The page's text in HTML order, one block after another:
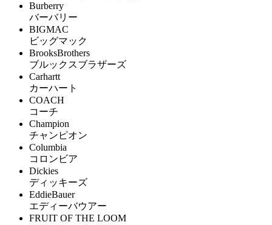
Burberry
バーバリー
BIGMAC
ビッグマック
BrooksBrothers
ブルックスブラザーズ
Carhartt
カーハート
COACH
コーチ
Champion
チャンピオン
Columbia
コロンビア
Dickies
ディッキーズ
EddieBauer
エディーバウアー
FRUIT OF THE LOOM